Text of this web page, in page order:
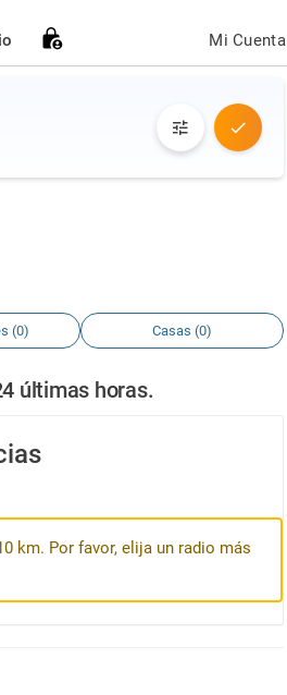
Mi Cuenta
(0) Casas (0)
últimas horas.
km. Por favor, elija un radio más